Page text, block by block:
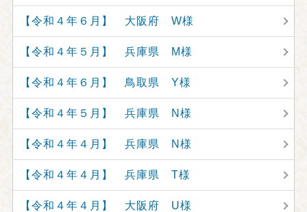
【令和４年６月】 大阪府 W様
【令和４年５月】 兵庫県 M様
【令和４年６月】 鳥取県 Y様
【令和４年５月】 兵庫県 N様
【令和４年４月】 兵庫県 N様
【令和４年４月】 兵庫県 T様
【令和４年４月】 大阪府 U様